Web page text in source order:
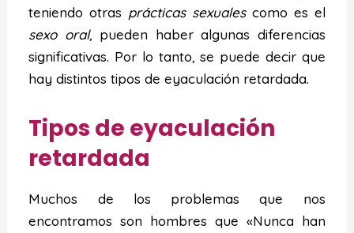
teniendo otras prácticas sexualescomo es el
sexo oral, pueden haber algunas diferencias
significativas. Por lo tanto, se puede decir que
hay distintos tipos de eyaculación retardada.
Tipos de eyaculación
retardada
Muchos de los problemas que nos
encontramos son hombres que «Nunca han